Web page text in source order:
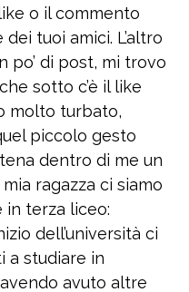
o il commento
tuoi amici. L’altro
po’ di post, mi trovo
sotto c’è il like
molto turbato,
piccolo gesto
dentro di me un
ragazza ci siamo
in terza liceo:
dell’università ci
a studiare in
avuto altre